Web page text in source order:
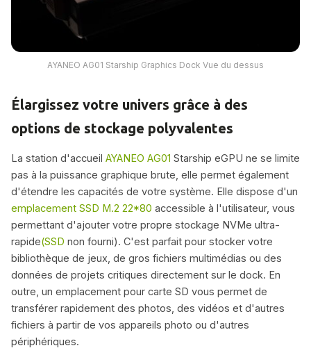
AYANEO AG01 Starship Graphics Dock Vue du dessus
Élargissez votre univers grâce à des
options de stockage polyvalentes
La station d'accueil AYANEO AG01 Starship eGPU ne se limite
pas à la puissance graphique brute, elle permet également
d'étendre les capacités de votre système. Elle dispose d'un
emplacement SSD M.2 22*80 accessible à l'utilisateur, vous
permettant d'ajouter votre propre stockage NVMe ultra-
rapide(SSD non fourni). C'est parfait pour stocker votre
bibliothèque de jeux, de gros fichiers multimédias ou des
données de projets critiques directement sur le dock. En
outre, un emplacement pour carte SD vous permet de
transférer rapidement des photos, des vidéos et d'autres
fichiers à partir de vos appareils photo ou d'autres
périphériques.